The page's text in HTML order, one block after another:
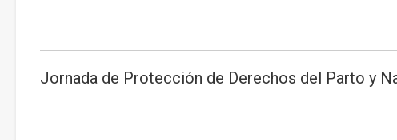
Jornada de Protección de Derechos del Parto y